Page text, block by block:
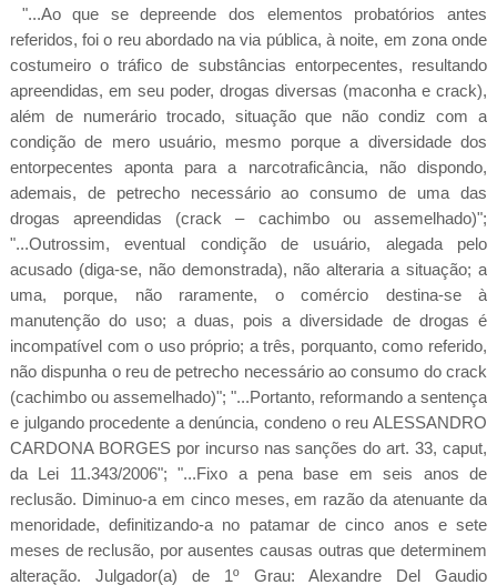
"...Ao que se depreende dos elementos probatórios antes
referidos, foi o reu abordado na via pública, à noite, em zona onde
costumeiro o tráfico de substâncias entorpecentes, resultando
apreendidas, em seu poder, drogas diversas (maconha e crack),
além de numerário trocado, situação que não condiz com a
condição de mero usuário, mesmo porque a diversidade dos
entorpecentes aponta para a narcotraficância, não dispondo,
ademais, de petrecho necessário ao consumo de uma das
drogas apreendidas (crack – cachimbo ou assemelhado)";
"...Outrossim, eventual condição de usuário, alegada pelo
acusado (diga-se, não demonstrada), não alteraria a situação; a
uma, porque, não raramente, o comércio destina-se à
manutenção do uso; a duas, pois a diversidade de drogas é
incompatível com o uso próprio; a três, porquanto, como referido,
não dispunha o reu de petrecho necessário ao consumo do crack
(cachimbo ou assemelhado)"; "...Portanto, reformando a sentença
e julgando procedente a denúncia, condeno o reu ALESSANDRO
CARDONA BORGES por incurso nas sanções do art. 33, caput,
da Lei 11.343/2006"; "...Fixo a pena base em seis anos de
reclusão. Diminuo-a em cinco meses, em razão da atenuante da
menoridade, definitizando-a no patamar de cinco anos e sete
meses de reclusão, por ausentes causas outras que determinem
alteração. Julgador(a) de 1º Grau: Alexandre Del Gaudio